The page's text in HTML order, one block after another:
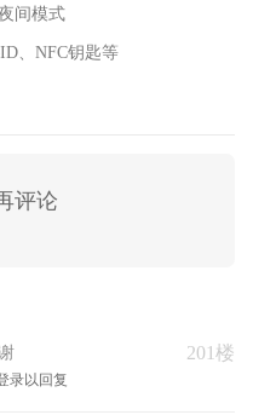
间模式
、NFC钥匙等
评论
201楼
录以回复